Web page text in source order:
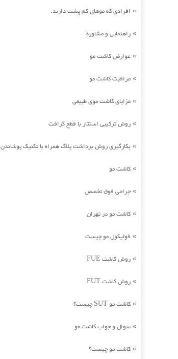
» افرادی که موهای کم پشت دارند.
» راهنمایی و مشاوره
» عوارض کاشت مو
» مراقبت کاشت مو
» مزایای کاشت موی طبیعی
» روش ترکیبی استتار با قطع گرافت
» بکارگیری روش برداشت پلاگ همراه با تکنیک پوشاندن
» کاشت مو
» جراحی فوق تخصص
» کاشت مو در تهران
» فولیکول مو چیست
» روش کاشت FUE
» روش کاشت FUT
» کاشت مو SUT چیست؟
» سوال و جواب کاشت مو
» کاشت مو چیست؟